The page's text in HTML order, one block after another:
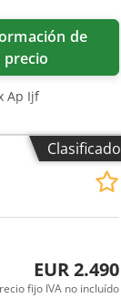
precio
Ap Ijf
Clasificado
EUR 2.490
fijo IVA no incluído